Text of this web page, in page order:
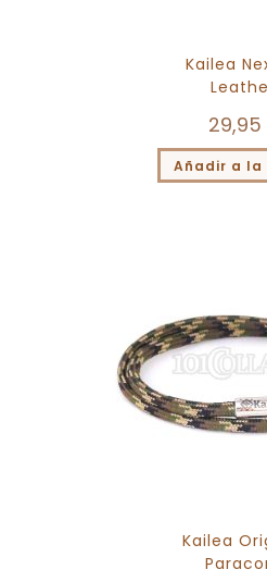
Kailea
29,95
Añadir a la
Kailea